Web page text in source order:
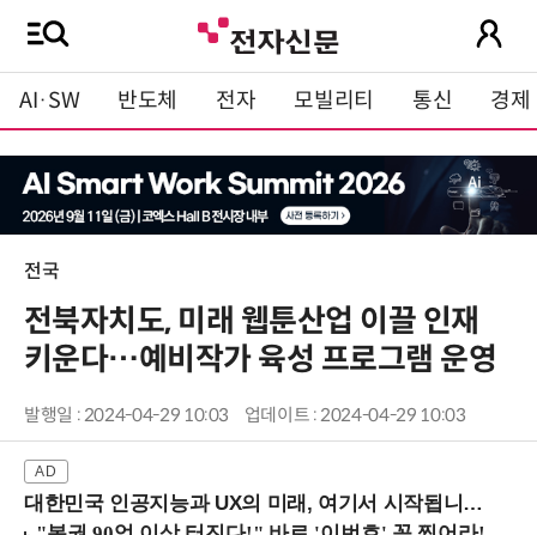
AI·SW 반도체 전자 모빌리티 통신 경제
전국
전북자치도, 미래 웹툰산업 이끌 인재
키운다…예비작가 육성 프로그램 운영
발행일 : 2024-04-29 10:03 업데이트 : 2024-04-29 10:03
대한민국 인공지능과 UX의 미래, 여기서 시작됩니다! (9/2 강남역)